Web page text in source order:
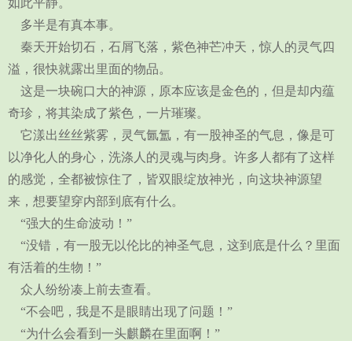
如此平静。
多半是有真本事。
秦天开始切石，石屑飞落，紫色神芒冲天，惊人的灵气四
溢，很快就露出里面的物品。
这是一块碗口大的神源，原本应该是金色的，但是却内蕴
奇珍，将其染成了紫色，一片璀璨。
它漾出丝丝紫雾，灵气氤氲，有一股神圣的气息，像是可
以净化人的身心，洗涤人的灵魂与肉身。许多人都有了这样
的感觉，全都被惊住了，皆双眼绽放神光，向这块神源望
来，想要望穿内部到底有什么。
“强大的生命波动！”
“没错，有一股无以伦比的神圣气息，这到底是什么？里面
有活着的生物！”
众人纷纷凑上前去查看。
“不会吧，我是不是眼睛出现了问题！”
“为什么会看到一头麒麟在里面啊！”